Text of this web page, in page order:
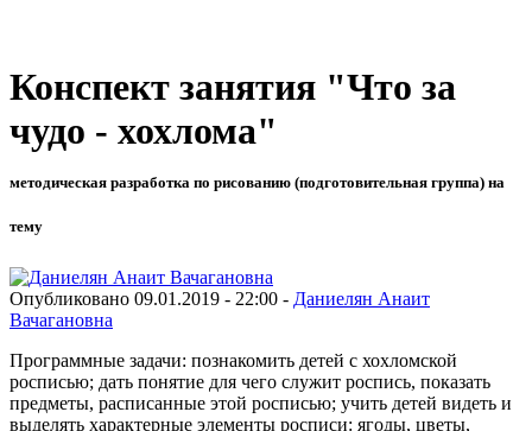
Конспект занятия "Что за
чудо - хохлома"
методическая разработка по рисованию (подготовительная группа) на
тему
Опубликовано 09.01.2019 - 22:00 - Даниелян Анаит
Вачагановна
Программные задачи: познакомить детей с хохломской
росписью; дать понятие для чего служит роспись, показать
предметы, расписанные этой росписью; учить детей видеть и
выделять характерные элементы росписи: ягоды, цветы,